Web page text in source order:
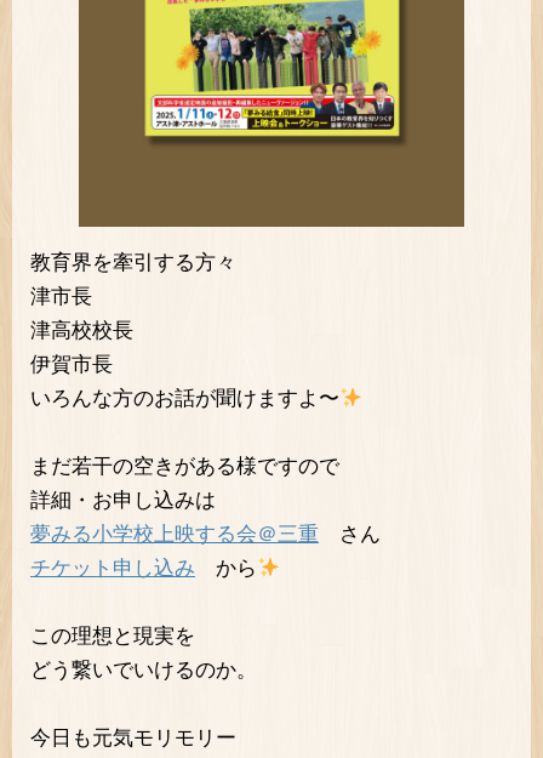
教育界を牽引する方々
津市長
津高校校長
伊賀市長
いろんな方のお話が聞けますよ〜
まだ若干の空きがある様ですので
詳細・お申し込みは
夢みる小学校上映する会＠三重 さん
チケット申し込み から
この理想と現実を
どう繋いでいけるのか。
今日も元気モリモリー